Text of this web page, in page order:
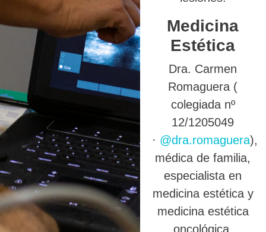
Medicina
Estética
Dra. Carmen
Romaguera (
colegiada nº
12/1205049
· @dra.romaguera),
médica de familia,
especialista en
medicina estética y
medicina estética
oncológica.